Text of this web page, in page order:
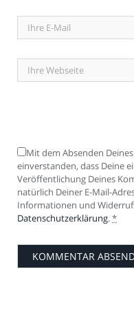
Mit dem Absenden
einverstanden, dass Deine
Veröffentlichung Deines
natürlich Deiner E-Mail-
Informationen und
Datenschutzerklärung.*